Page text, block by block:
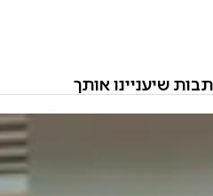
שיעניינו אותך